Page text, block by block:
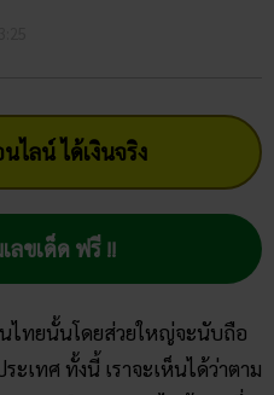
ไลน์ ได้เงินจริง
ลขเด็ด ฟรี !!
ไทยนั้นโดยส่วยใหญ่จะนับถือ
เทศ ทั้งนี้ เราจะเห็นได้ว่าตาม